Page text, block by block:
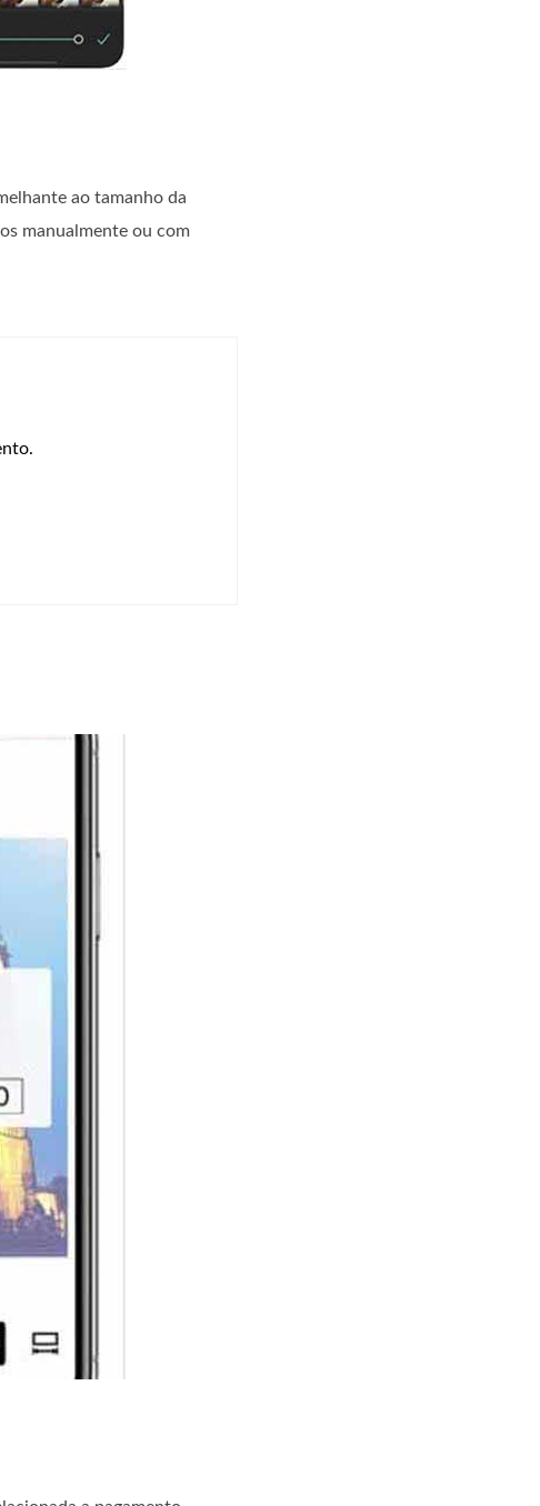
ao tamanho da
manualmente ou com